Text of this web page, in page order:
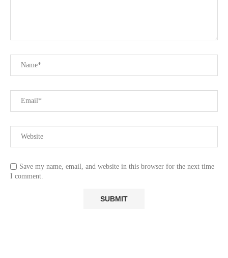
Save my name, email, and website in this browser for the next time
I comment.